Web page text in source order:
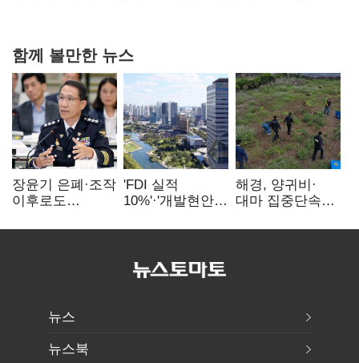
함께 볼만한 뉴스
장윤기 은폐·조작
이후로도
내부비위…경찰
'FDI 실적
10%'·'개발현안
인천경제청장
해경, 양귀비·
대마 집중단속…
249명 검거
뉴스
뉴스북